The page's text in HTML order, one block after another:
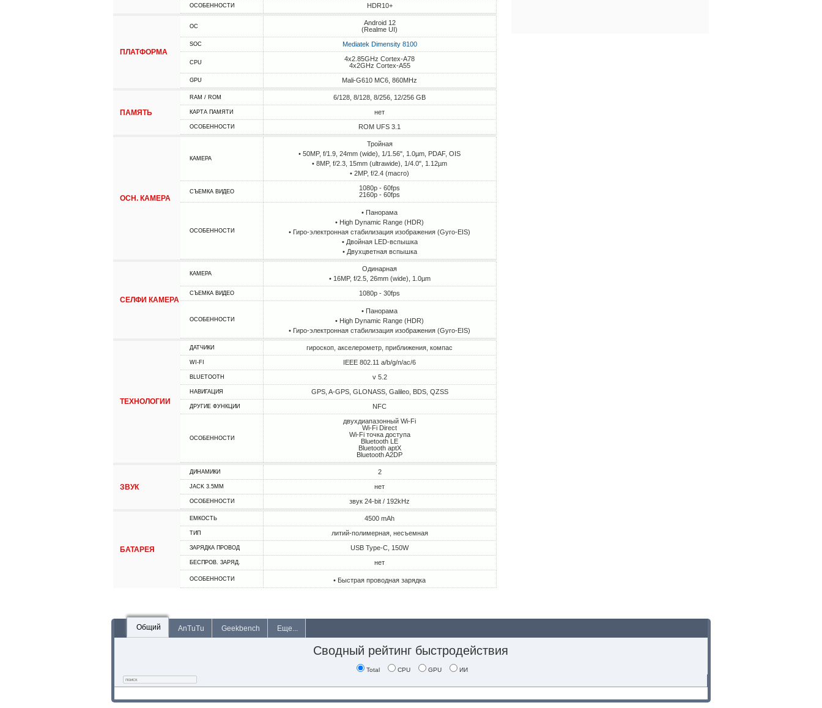
ОСОБЕННОСТИ HDR10+
ПЛАТФОРМА
ОС
Android 12
(Realme UI)
SOC Mediatek Dimensity 8100
CPU
4x2.85GHz Cortex-A78
4x2GHz Cortex-A55
GPU Mali-G610 MC6, 860MHz
ПАМЯТЬ
RAM / ROM 6/128, 8/128, 8/256, 12/256 GB
КАРТА ПАМЯТИ нет
ОСОБЕННОСТИ ROM UFS 3.1
ОСН. КАМЕРА
КАМЕРА
Тройная
• 50MP, f/1.9, 24mm (wide), 1/1.56", 1.0µm, PDAF, OIS
• 8MP, f/2.3, 15mm (ultrawide), 1/4.0", 1.12µm
• 2MP, f/2.4 (macro)
СЪЕМКА ВИДЕО
1080p - 60fps
2160p - 60fps
ОСОБЕННОСТИ
• Панорама
• High Dynamic Range (HDR)
• Гиро-электронная стабилизация изображения (Gyro-EIS)
• Двойная LED-вспышка
• Двухцветная вспышка
СЕЛФИ КАМЕРА
КАМЕРА
Одинарная
• 16MP, f/2.5, 26mm (wide), 1.0µm
СЪЕМКА ВИДЕО 1080p - 30fps
ОСОБЕННОСТИ
• Панорама
• High Dynamic Range (HDR)
• Гиро-электронная стабилизация изображения (Gyro-EIS)
ТЕХНОЛОГИИ
ДАТЧИКИ гироскоп, акселерометр, приближения, компас
WI-FI IEEE 802.11 a/b/g/n/ac/6
BLUETOOTH v 5.2
НАВИГАЦИЯ GPS, A-GPS, GLONASS, Galileo, BDS, QZSS
ДРУГИЕ ФУНКЦИИ NFC
ОСОБЕННОСТИ
двухдиапазонный Wi-Fi
Wi-Fi Direct
Wi-Fi точка доступа
Bluetooth LE
Bluetooth aptX
Bluetooth A2DP
ЗВУК
ДИНАМИКИ 2
JACK 3.5MM нет
ОСОБЕННОСТИ звук 24-bit / 192kHz
БАТАРЕЯ
ЕМКОСТЬ 4500 mAh
ТИП литий-полимерная, несъемная
ЗАРЯДКА ПРОВОД USB Type-C, 150W
БЕСПРОВ. ЗАРЯД. нет
ОСОБЕННОСТИ • Быстрая проводная зарядка
Общий AnTuTu Geekbench Еще...
Сводный рейтинг быстродействия
Total CPU GPU ИИ